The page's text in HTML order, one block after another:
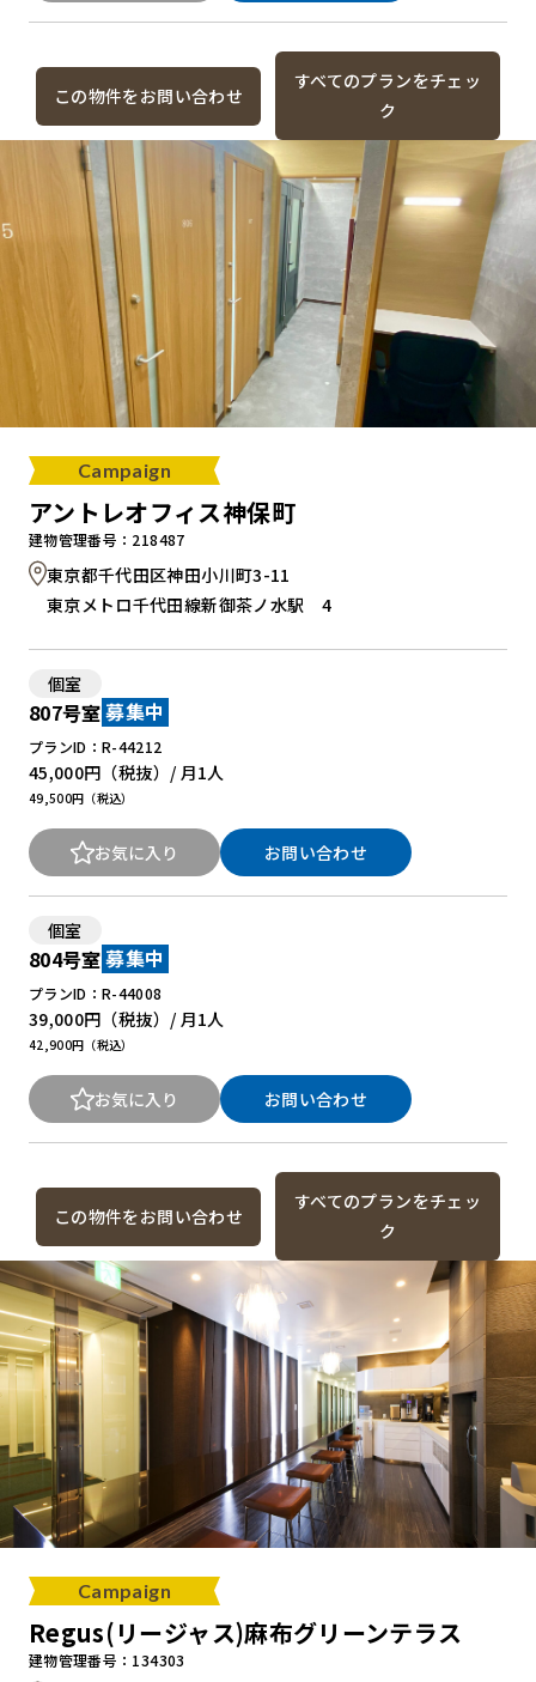
この物件をお問い合わせ
すべてのプランをチェッ
ク
Campaign
アントレオフィス神保町
建物管理番号：218487
東京都千代田区神田小川町3-11
東京メトロ千代田線新御茶ノ水駅 4
個室
807号室 募集中
プランID：R-44212
45,000円 （税抜）/ 月
49,500円（税込）
1人
お気に入り お問い合わせ
個室
804号室 募集中
プランID：R-44008
39,000円 （税抜）/ 月
42,900円（税込）
1人
お気に入り お問い合わせ
この物件をお問い合わせ
すべてのプランをチェッ
ク
Campaign
Regus(リージャス)麻布グリーンテラス
建物管理番号：134303